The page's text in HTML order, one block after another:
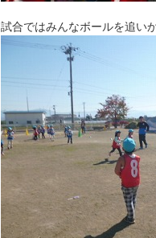
試合ではみんなボールを追い